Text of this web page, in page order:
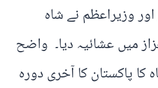
وزیراعظم نے شاہ
میں عشائیہ دیا۔ واضح
کا پاکستان کا آخری دورہ